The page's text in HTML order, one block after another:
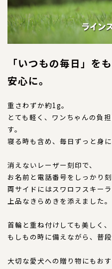
特注品
おすすめ商品
お直し
忌避剤
アウト
CORDINATE
コーディネート一覧
サイズについて
「いつもの毎日」を
安心に。
重さわずか約1g。
とても軽く、ワンちゃんの負
す。
寝る時も含め、毎日ずっと身
消えないレーザー刻印で、
お名前と電話番号をしっかり刻
両サイドにはスワロフスキー
上品なきらめきを添えました。
首輪と重ね付けしても美しく、
もしもの時に備えながら、普
大切な愛犬への贈り物にもおす